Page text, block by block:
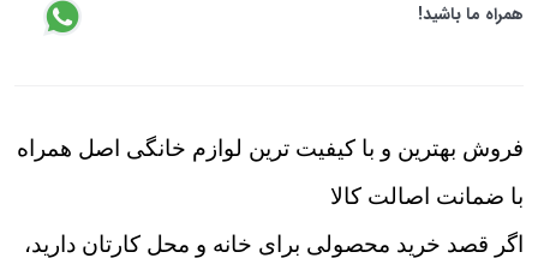
همراه ما باشید!
فروش بهترین و با کیفیت ترین لوازم خانگی اصل همراه
با ضمانت اصالت کالا
اگر قصد خرید محصولی برای خانه و محل کارتان دارید،